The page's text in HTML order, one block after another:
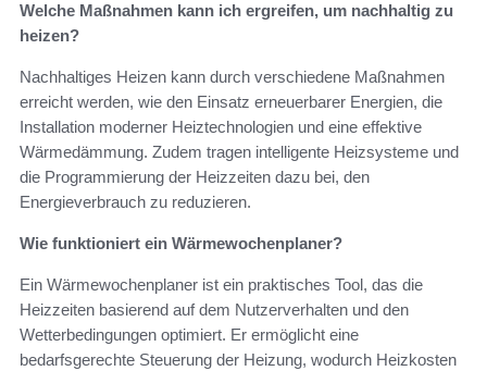
Welche Maßnahmen kann ich ergreifen, um nachhaltig zu
heizen?
Nachhaltiges Heizen kann durch verschiedene Maßnahmen
erreicht werden, wie den Einsatz erneuerbarer Energien, die
Installation moderner Heiztechnologien und eine effektive
Wärmedämmung. Zudem tragen intelligente Heizsysteme und
die Programmierung der Heizzeiten dazu bei, den
Energieverbrauch zu reduzieren.
Wie funktioniert ein Wärmewochenplaner?
Ein Wärmewochenplaner ist ein praktisches Tool, das die
Heizzeiten basierend auf dem Nutzerverhalten und den
Wetterbedingungen optimiert. Er ermöglicht eine
bedarfsgerechte Steuerung der Heizung, wodurch Heizkosten